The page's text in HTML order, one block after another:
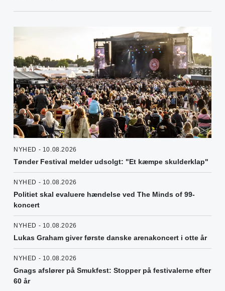
NYHED - 10.08.2026
Tønder Festival melder udsolgt: "Et kæmpe skulderklap"
NYHED - 10.08.2026
Politiet skal evaluere hændelse ved The Minds of 99-
koncert
NYHED - 10.08.2026
Lukas Graham giver første danske arenakoncert i otte år
NYHED - 10.08.2026
Gnags afslører på Smukfest: Stopper på festivalerne efter
60 år